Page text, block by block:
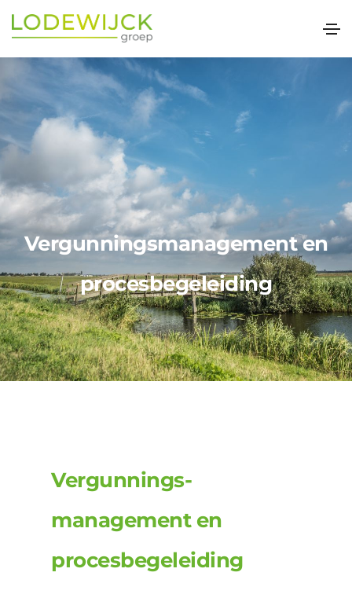
Vergunningsmanagement en
procesbegeleiding
Vergunnings-
management en
procesbegeleiding